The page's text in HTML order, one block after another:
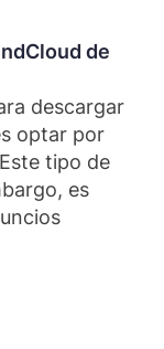
de
descargar
optar por
tipo de
es